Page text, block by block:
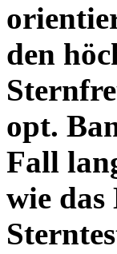
den
opt.
Fall
wie das